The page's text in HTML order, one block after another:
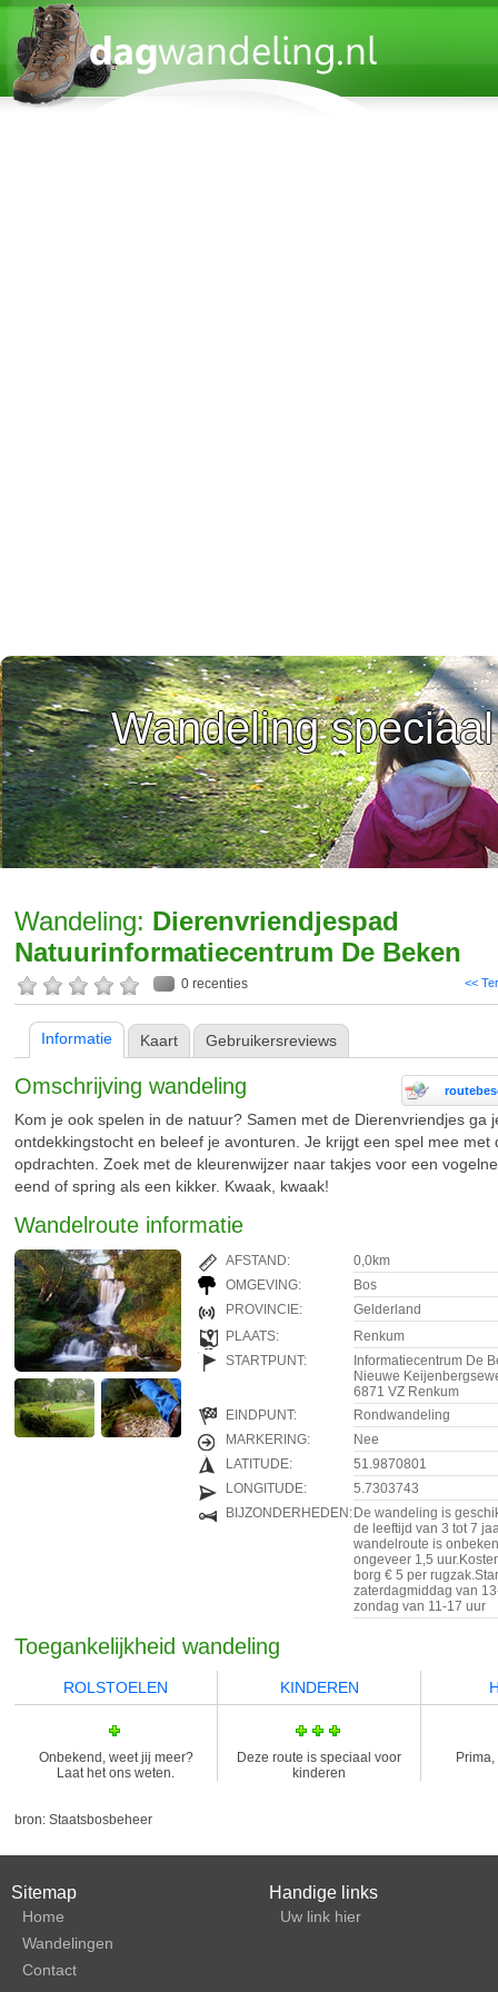
Wandeling
Wandeling: Dierenvriendjespad
Natuurinformatiecentrum De Beken
0 recenties <<
Informatie Kaart Gebruikersreviews
Omschrijving wandeling
Kom je ook spelen in de natuur? Samen met de Dierenvriendjes ga
ontdekkingstocht en beleef je avonturen. Je krijgt een spel mee met
opdrachten. Zoek met de kleurenwijzer naar takjes voor een
eend of spring als een kikker. Kwaak, kwaak!
Wandelroute informatie
AFSTAND:
0,0km
OMGEVING:
Bos
PROVINCIE:
Gelderland
PLAATS:
Renkum
STARTPUNT:
Informatiecentrum De
Nieuwe
6871 VZ Renkum
EINDPUNT:
Rondwandeling
MARKERING:
Nee
LATITUDE:
51.9870801
LONGITUDE:
5.7303743
BIJZONDERHEDEN: De wandeling is
de leeftijd van 3 tot 7
wandelroute is
ongeveer 1,5
borg € 5 per
zaterdagmiddag van
zondag van 11-17 uur
Toegankelijkheid wandeling
ROLSTOELEN KINDEREN
Onbekend, weet jij meer?
Laat het ons weten.
Deze route is speciaal voor
kinderen
bron: Staatsbosbeheer
Sitemap
Home
Wandelingen
Contact
Handige links
Uw link hier